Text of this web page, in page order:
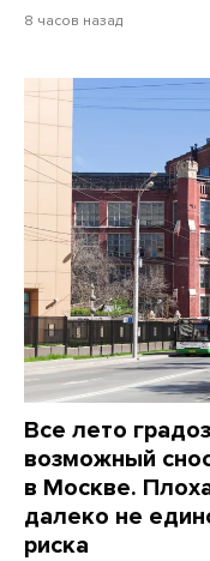
8 часов назад
Все лето
возможный
в Москве.
далеко не
риска